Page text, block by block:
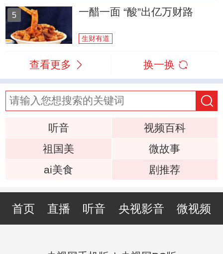
5 一醋一面 “酸”出亿万财路
生财有道
查看更多 换一换
听音
视频百科
祖国美
微故事
ai美食
剧推荐
首页 直播 听音 央视影音 微视频